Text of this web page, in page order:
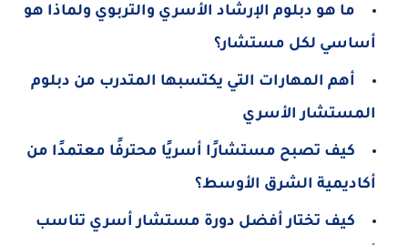
ما هو دبلوم الإرشاد الأسري والتربوي ولماذا هو
أساسي لكل مستشار؟
أهم المهارات التي يكتسبها المتدرب من دبلوم
المستشار الأسري
كيف تصبح مستشارًا أسريًا محترفًا معتمدًا من
أكاديمية الشرق الأوسط؟
كيف تختار أفضل دورة مستشار أسري تناسب